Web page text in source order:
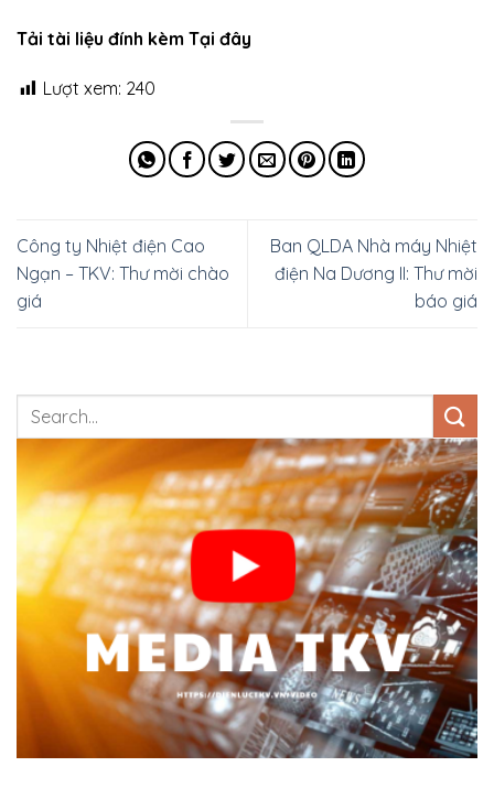
Tải tài liệu đính kèm Tại đây
Lượt xem: 240
Công ty Nhiệt điện Cao
Ngạn – TKV: Thư mời chào
giá
Ban QLDA Nhà máy Nhiệt
điện Na Dương II: Thư mời
báo giá